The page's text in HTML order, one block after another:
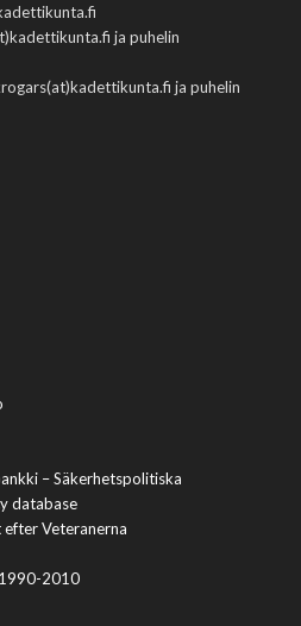
ja puhelin
ja puhelin
– Säkerhetspolitiska
database
Veteranerna
2010